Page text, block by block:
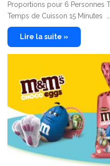
Proportions pour 6 Personnes
Temps de Cuisson 15 Minutes …
Lire la suite »